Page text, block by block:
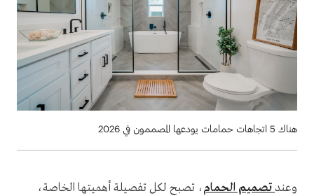
هناك 5 اتجاهات حمامات يودعها المصممون في 2026
وعند تصميم الحمام، تصبح لكل تفصيلة أهميتها الخاصة،